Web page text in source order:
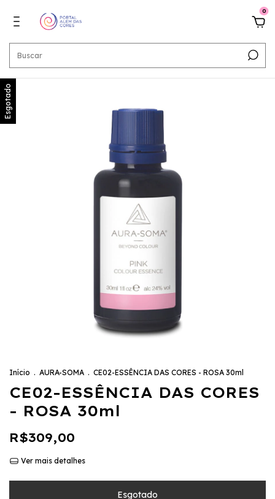
0
Esgotado
Início . AURA-SOMA . CE02-ESSÊNCIA DAS CORES - ROSA 30ml
CE02-ESSÊNCIA DAS CORES
- ROSA 30ml
R$309,00
Ver mais detalhes